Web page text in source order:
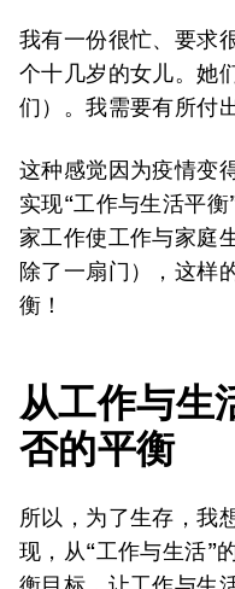
我有一份很忙、要求
个十几岁的女儿。她
们）。我需要有所付出
这种感觉因为疫情变
实现“工作与生活平
家工作使工作与家庭
除了一扇门），这样
衡！
从工作与生
否的平衡
所以，为了生存，我
现，从“工作与生活”